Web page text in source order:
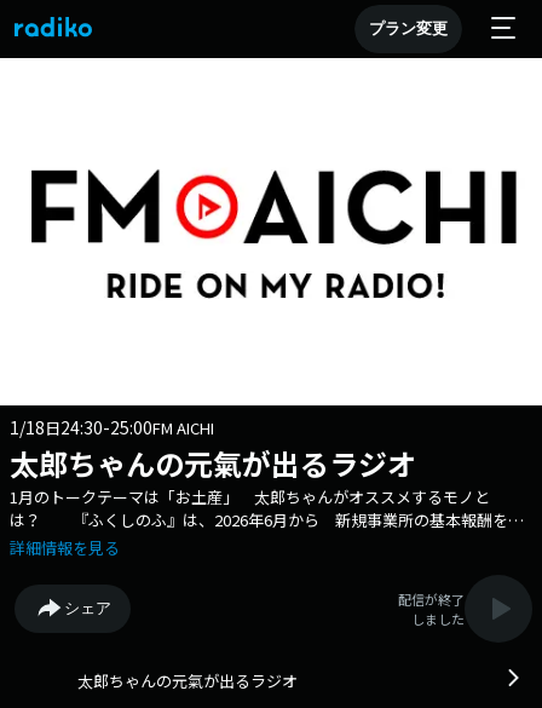
プラン変更
1/18日24:30-25:00FM AICHI
太郎ちゃんの元氣が出るラジオ
1月のトークテーマは「お土産」 太郎ちゃんがオススメするモノと
は？ 『ふくしのふ』は、2026年6月から 新規事業所の基本報酬を引
き下げるお話し。 『DJ太郎ちゃん』は、 米津玄師のアニメソングを
クをお送りします。◆ Xハッシュタグは「#エフエムアイチ」 Xアカ
ウントは「@FMAICHI」
詳細情報を見る
シェア
配信が終了
しました
太郎ちゃんの元氣が出るラジオ